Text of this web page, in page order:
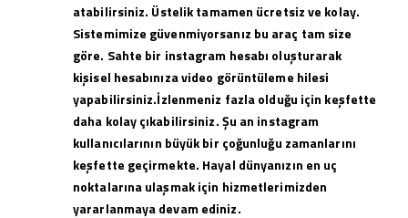
atabilirsiniz. Üstelik tamamen ücretsiz ve kolay.
Sistemimize güvenmiyorsanız bu araç tam size
göre. Sahte bir instagram hesabı oluşturarak
kişisel hesabınıza video görüntüleme hilesi
yapabilirsiniz.İzlenmeniz fazla olduğu için keşfette
daha kolay çıkabilirsiniz. Şu an instagram
kullanıcılarının büyük bir çoğunluğu zamanlarını
keşfette geçirmekte. Hayal dünyanızın en uç
noktalarına ulaşmak için hizmetlerimizden
yararlanmaya devam ediniz.